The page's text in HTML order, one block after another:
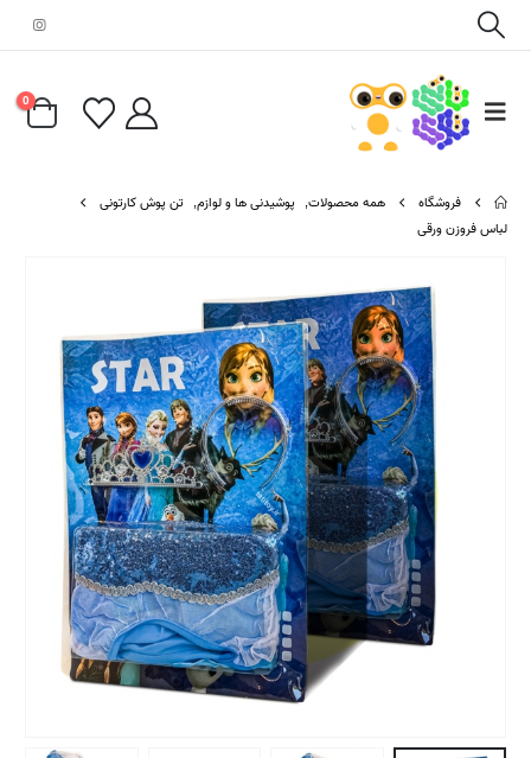
0
فروشگاه همه محصولات, پوشیدنی ها و لوازم, تن پوش کارتونی
لباس فروزن ورقی